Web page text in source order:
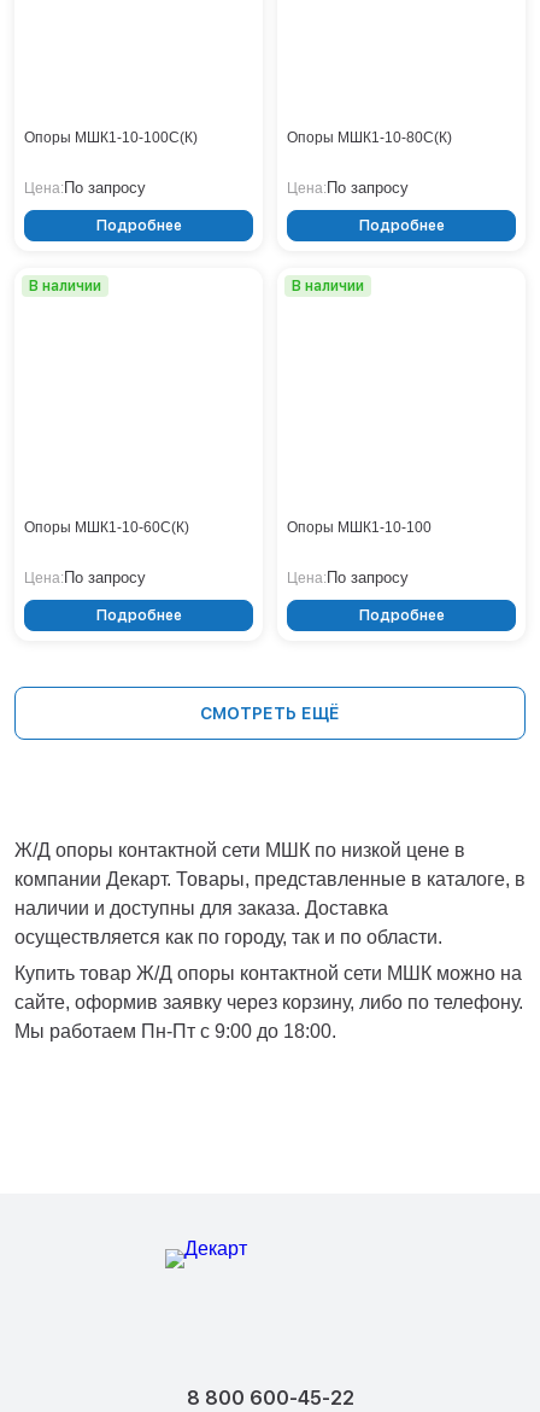
Опоры МШК1-10-100С(К)
Цена:По запросу
Подробнее
Опоры МШК1-10-80С(К)
Цена:По запросу
Подробнее
В наличии
Опоры МШК1-10-60С(К)
Цена:По запросу
Подробнее
В наличии
Опоры МШК1-10-100
Цена:По запросу
Подробнее
СМОТРЕТЬ ЕЩЁ
Ж/Д опоры контактной сети МШК по низкой цене в
компании Декарт. Товары, представленные в каталоге, в
наличии и доступны для заказа. Доставка
осуществляется как по городу, так и по области.
Купить товар Ж/Д опоры контактной сети МШК можно на
сайте, оформив заявку через корзину, либо по телефону.
Мы работаем Пн-Пт с 9:00 до 18:00.
8 800 600-45-22